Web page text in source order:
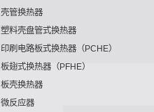
壳管换热器
塑料壳盘管式换热器
印刷电路板式换热器（PCHE）
板翅式换热器（PFHE）
板壳换热器
微反应器